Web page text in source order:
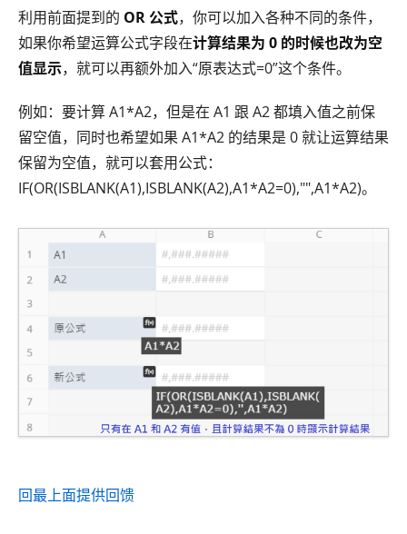
利用前面提到的 OR 公式，你可以加入各种不同的条件，
如果你希望运算公式字段在计算结果为 0 的时候也改为空
值显示，就可以再额外加入“原表达式=0”这个条件。
例如：要计算 A1*A2，但是在 A1 跟 A2 都填入值之前保
留空值，同时也希望如果 A1*A2 的结果是 0 就让运算结果
保留为空值，就可以套用公式：
IF(OR(ISBLANK(A1),ISBLANK(A2),A1*A2=0),"",A1*A2)。
回最上面提供回馈